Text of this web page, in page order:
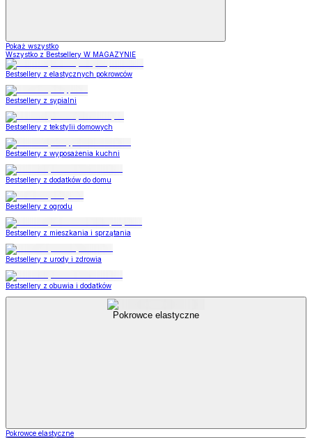
Pokaż wszystko
Wszystko z Bestsellery W MAGAZYNIE
Bestsellery z elastycznych pokrowców
Bestsellery z sypialni
Bestsellery z tekstylii domowych
Bestsellery z wyposażenia kuchni
Bestsellery z dodatków do domu
Bestsellery z ogrodu
Bestsellery z mieszkania i sprzątania
Bestsellery z urody i zdrowia
Bestsellery z obuwia i dodatków
Pokrowce elastyczne
Pokrowce elastyczne